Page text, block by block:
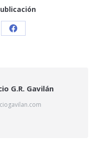
Share
G.R. Gavilán